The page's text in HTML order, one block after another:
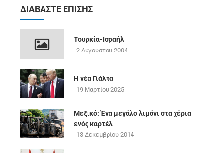
ΔΙΑΒΑΣΤΕ ΕΠΙΣΗΣ
Τουρκία-Ισραήλ
2 Αυγούστου 2004
Η νέα Γιάλτα
19 Μαρτίου 2025
Μεξικό: Ένα μεγάλο λιμάνι στα χέρια
ενός καρτέλ
13 Δεκεμβρίου 2014